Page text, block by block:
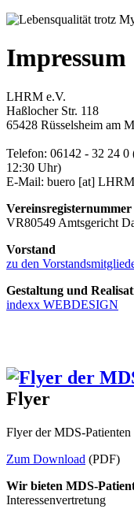
Impressum
LHRM e.V.
Haßlocher Str. 118
65428 Rüsselsheim am
Telefon: 06142 - 32 24
12:30 Uhr)
E-Mail: buero [at]
Vereinsregisternummer
VR80549 Amtsgericht
Vorstand
zu den
Gestaltung und
indexx WEBDESIGN
Flyer
Flyer der MDS-Patienten
Zum Download (PDF)
Wir bieten MDS-
Interessenvertretung